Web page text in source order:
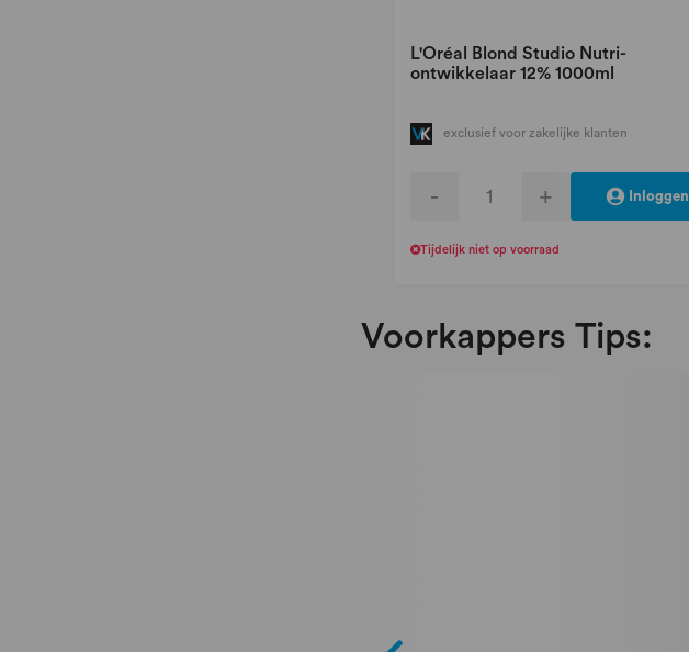
L'Oréal Blond Studio Nutri-
ontwikkelaar 12% 1000ml
exclusief voor zakelijke klanten
- + Inloggen
Tijdelijk niet op voorraad
Voorkappers Tips: